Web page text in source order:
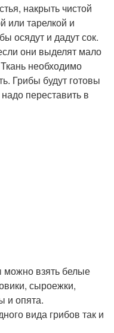
накрыть чистой
или тарелкой и
осядут и дадут сок.
они выделят мало
необходимо
Грибы будут готовы
переставить в
можно взять белые
сыроежки,
и опята.
вида грибов так и